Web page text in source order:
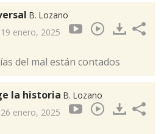
B. Lozano
19 enero, 2025
del mal están contados
la historia B. Lozano
26 enero, 2025